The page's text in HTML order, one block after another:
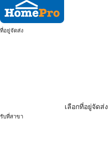
ที่อยู่จัดส่ง
เลือกที่อยู่จัดส่ง
รับที่สาขา